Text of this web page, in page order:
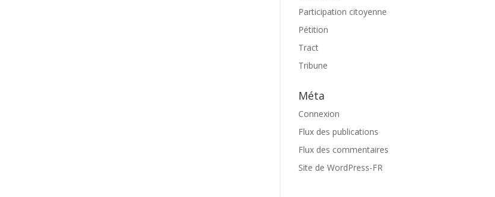
Participation citoyenne
Pétition
Tract
Tribune
Méta
Connexion
Flux des publications
Flux des commentaires
Site de WordPress-FR